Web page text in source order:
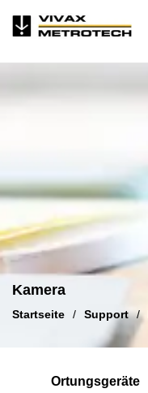
Inhalt
Kamera
Startseite / Support /
Ortungsgeräte